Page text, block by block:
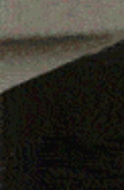
lungo la
luogo